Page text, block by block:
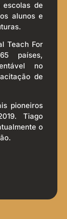
de
alunos e
Teach For
países,
no
de
pioneiros
Tiago
o